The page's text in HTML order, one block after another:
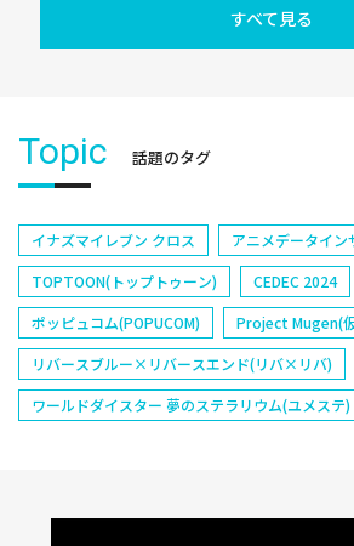
すべて見る
Topic 話題のタグ
イナズマイレブン クロス
アニメデータイン
TOPTOON(トップトゥーン)
CEDEC 2024
ポッピュコム(POPUCOM)
Project Mugen(
リバースブルー×リバースエンド(リバ×リバ)
ワールドダイスター 夢のステラリウム(ユメステ)